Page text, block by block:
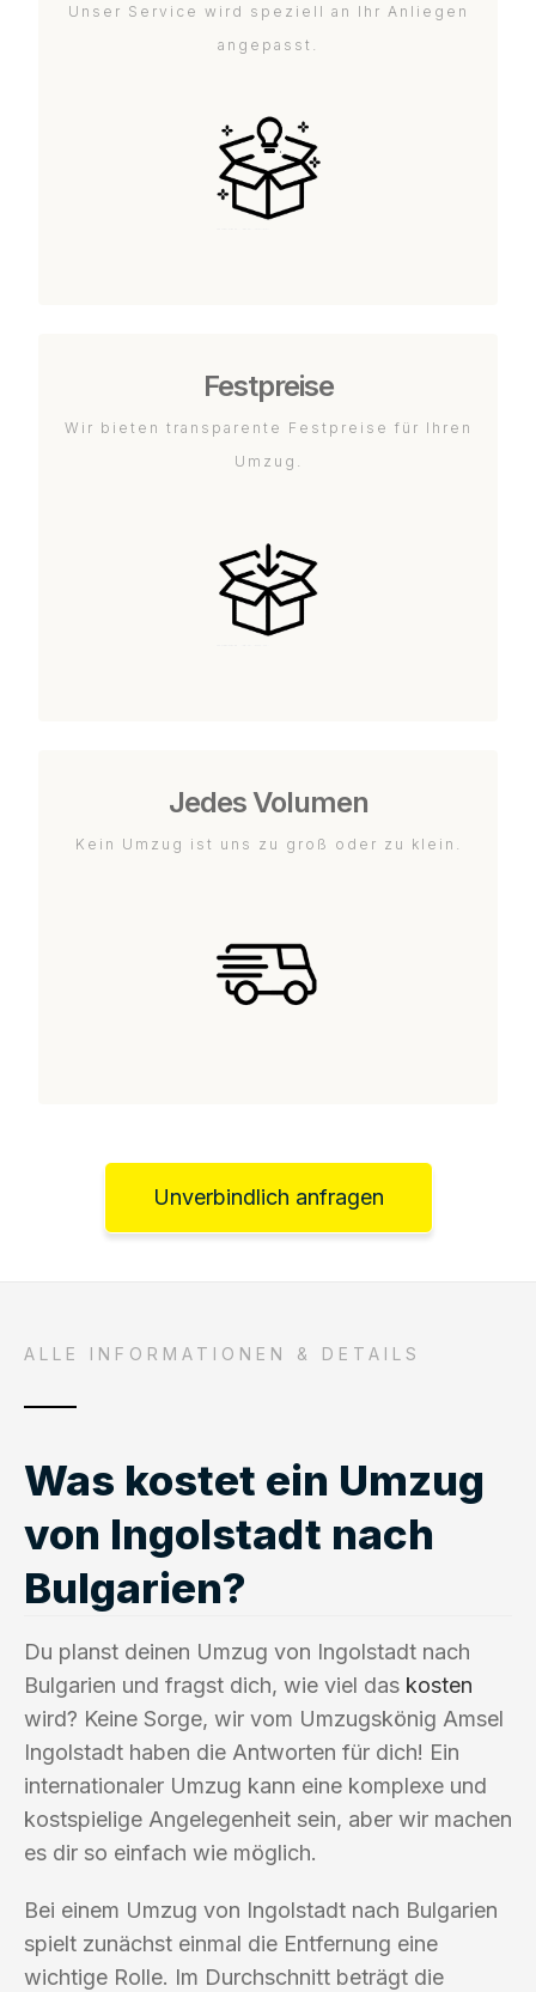
Unser Service wird speziell an Ihr Anliegen
angepasst.
Festpreise
Wir bieten transparente Festpreise für Ihren
Umzug.
Jedes Volumen
Kein Umzug ist uns zu groß oder zu klein.
Unverbindlich anfragen
ALLE INFORMATIONEN & DETAILS
Was kostet ein Umzug
von Ingolstadt nach
Bulgarien?
Du planst deinen Umzug von Ingolstadt nach
Bulgarien und fragst dich, wie viel das kosten
wird? Keine Sorge, wir vom Umzugskönig Amsel
Ingolstadt haben die Antworten für dich! Ein
internationaler Umzug kann eine komplexe und
kostspielige Angelegenheit sein, aber wir machen
es dir so einfach wie möglich.
Bei einem Umzug von Ingolstadt nach Bulgarien
spielt zunächst einmal die Entfernung eine
wichtige Rolle. Im Durchschnitt beträgt die